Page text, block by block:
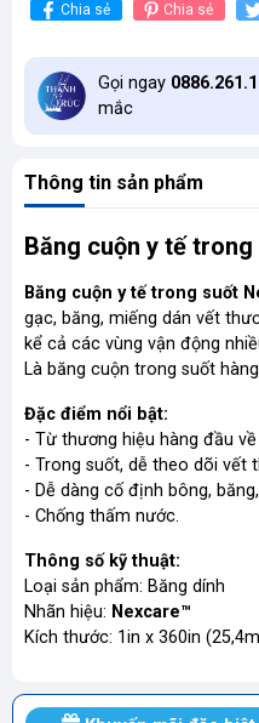
Chia sẻ Chia sẻ
Gọi ngay
mắc
Thông tin sản phẩm
Băng cuộn y tế
Băng cuộn y tế trong suốt
gạc, băng, miếng dán vết
kể cả các vùng vận động
Là băng cuộn trong suốt
Đặc điểm nổi bật:
- Từ thương hiệu hàng đầu
- Trong suốt, dễ theo dõi vết
- Dễ dàng cố định bông,
- Chống thấm nước.
Thông số kỹ thuật:
Loại sản phẩm: Băng dính
Nhãn hiệu: Nexcare™
Kích thước: 1in x 360in